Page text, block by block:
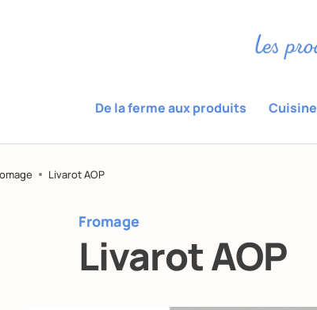
De la ferme aux produits Cuisine
Livarot AOP
Fromage
Livarot AOP